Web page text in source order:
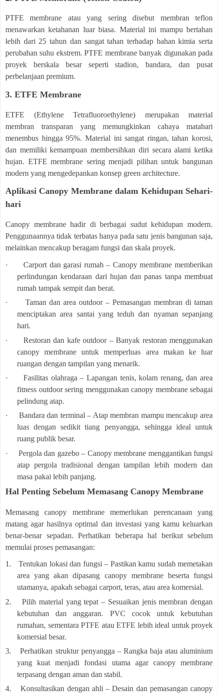
PTFE membrane atau yang sering disebut membran teflon
menawarkan ketahanan luar biasa. Material ini mampu bertahan
lebih dari 25 tahun dan sangat tahan terhadap bahan kimia serta
perubahan suhu ekstrem. PTFE membrane banyak digunakan pada
proyek berskala besar seperti stadion, bandara, dan pusat
perbelanjaan premium.
3. ETFE Membrane
ETFE (Ethylene Tetrafluoroethylene) merupakan material
membran transparan yang memungkinkan cahaya matahari
menembus hingga 95%. Material ini sangat ringan, tahan korosi,
dan memiliki kemampuan membersihkan diri secara alami ketika
hujan. ETFE membrane sering menjadi pilihan untuk bangunan
modern yang mengedepankan konsep green architecture.
Aplikasi Canopy Membrane dalam Kehidupan Sehari-
hari
Canopy membrane hadir di berbagai sudut kehidupan modern.
Penggunaannya tidak terbatas hanya pada satu jenis bangunan saja,
melainkan mencakup beragam fungsi dan skala proyek.
·
Carport dan garasi rumah – Canopy membrane memberikan
perlindungan kendaraan dari hujan dan panas tanpa membuat
rumah tampak sempit dan berat.
·
Taman dan area outdoor – Pemasangan membran di taman
menciptakan area santai yang teduh dan nyaman sepanjang
hari.
·
Restoran dan kafe outdoor – Banyak restoran menggunakan
canopy membrane untuk memperluas area makan ke luar
ruangan dengan tampilan yang menarik.
·
Fasilitas olahraga – Lapangan tenis, kolam renang, dan area
fitness outdoor sering menggunakan canopy membrane sebagai
pelindung atap.
·
Bandara dan terminal – Atap membran mampu mencakup area
luas dengan sedikit tiang penyangga, sehingga ideal untuk
ruang publik besar.
·
Pergola dan gazebo – Canopy membrane menggantikan fungsi
atap pergola tradisional dengan tampilan lebih modern dan
masa pakai lebih panjang.
Hal Penting Sebelum Memasang Canopy Membrane
Memasang canopy membrane memerlukan perencanaan yang
matang agar hasilnya optimal dan investasi yang kamu keluarkan
benar-benar sepadan. Perhatikan beberapa hal berikut sebelum
memulai proses pemasangan:
1.
Tentukan lokasi dan fungsi – Pastikan kamu sudah memetakan
area yang akan dipasang canopy membrane beserta fungsi
utamanya, apakah sebagai carport, teras, atau area komersial.
2.
Pilih material yang tepat – Sesuaikan jenis membran dengan
kebutuhan dan anggaran. PVC cocok untuk kebutuhan
rumahan, sementara PTFE atau ETFE lebih ideal untuk proyek
komersial besar.
3.
Perhatikan struktur penyangga – Rangka baja atau aluminium
yang kuat menjadi fondasi utama agar canopy membrane
terpasang dengan aman dan stabil.
4.
Konsultasikan dengan ahli – Desain dan pemasangan canopy